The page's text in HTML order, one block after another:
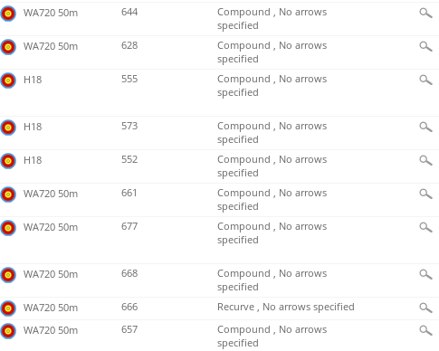
WA720 50m 644
Compound , No arrows
specified
WA720 50m 628
Compound , No arrows
specified
H18 555
Compound , No arrows
specified
H18 573
Compound , No arrows
specified
H18 552
Compound , No arrows
specified
WA720 50m 661
Compound , No arrows
specified
WA720 50m 677
Compound , No arrows
specified
WA720 50m 668
Compound , No arrows
specified
WA720 50m 666
Recurve , No arrows specified
WA720 50m 657
Compound , No arrows
specified